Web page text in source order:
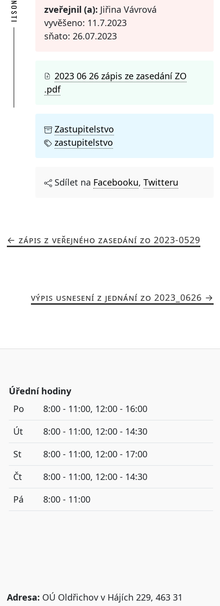
zveřejnil (a): Jiřina Vávrová
vyvěšeno: 11.7.2023
sňato: 26.07.2023
2023 06 26 zápis ze zasedání ZO
.pdf
Zastupitelstvo
zastupitelstvo
Sdílet na Facebooku, Twitteru
ZÁPIS Z VEŘEJNÉHO ZASEDÁNÍ ZO 2023-0529
VÝPIS USNESENÍ Z JEDNÁNÍ ZO 2023_0626
Úřední hodiny
Po
8:00 - 11:00, 12:00 - 16:00
Út
8:00 - 11:00, 12:00 - 14:30
St
8:00 - 11:00, 12:00 - 17:00
Čt
8:00 - 11:00, 12:00 - 14:30
Pá
8:00 - 11:00
Adresa: OÚ Oldřichov v Hájích 229, 463 31